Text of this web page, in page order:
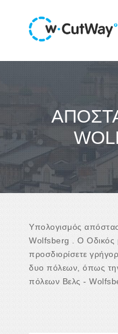
Υπολογισμός
Wolfsberg . Ο Οδικός
προσδιορίσετε
δυο πόλεων, όπως
πόλεων Βελς -